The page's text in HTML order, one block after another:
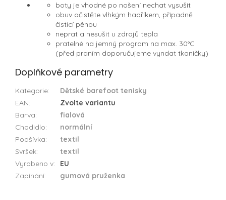
boty je vhodné po nošení nechat vysušit
obuv očistěte vlhkým hadříkem, případně
čistící pěnou
neprat a nesušit u zdrojů tepla
pratelné na jemný program na max. 30°C
(před praním doporučujeme vyndat tkaničky)
Doplňkové parametry
Kategorie:
Dětské barefoot tenisky
EAN:
Zvolte variantu
Barva:
fialová
Chodidlo:
normální
Podšívka:
textil
Svršek:
textil
Vyrobeno v:
EU
Zapínání: gumová pruženka